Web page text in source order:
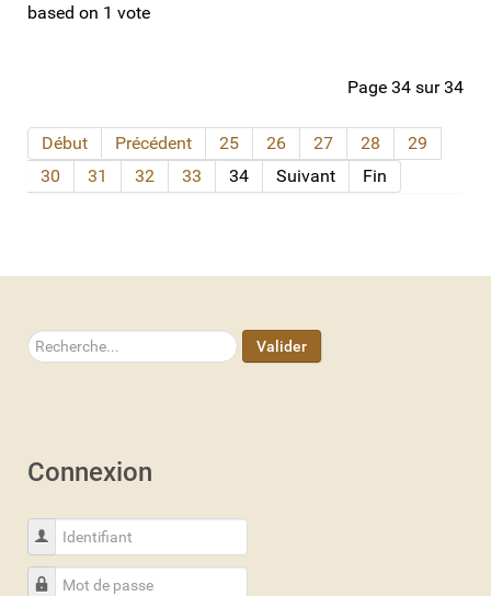
based on 1 vote
Page 34 sur 34
Début Précédent 25 26 27 28
29
30
31 32 33 34 Suivant Fin
Rechercher Valider
Connexion
Identifiant
Mot de passe